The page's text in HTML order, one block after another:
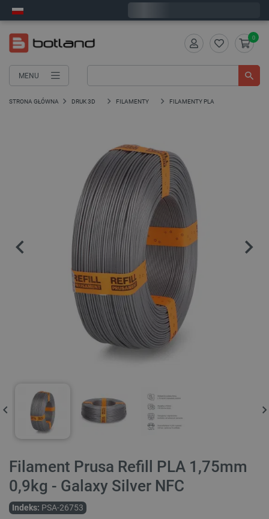
MENU
0
STRONA GŁÓWNA DRUK 3D FILAMENTY FILAMENTY PLA
Filament Prusa Refill PLA 1,75mm
0,9kg - Galaxy Silver NFC
Indeks: PSA-26753